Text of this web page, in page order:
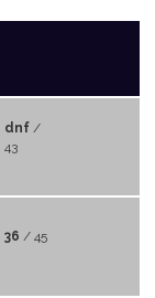
dnf/
43
36 / 45